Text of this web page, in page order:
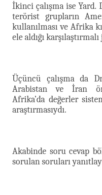
İkinci çalışma ise Yard.
terörist grupların
kullanılması ve Afrika
ele aldığı
Üçüncü çalışma da
Arabistan ve İran
Afrika’da değerler
araştırmasıydı.
Akabinde soru cevap
sorulan soruları